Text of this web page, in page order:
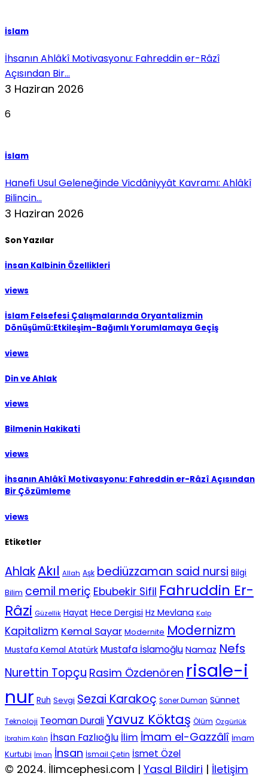
İslam
İhsanın Ahlâkî Motivasyonu: Fahreddin er-Râzî
Açısından Bir...
3 Haziran 2026
6
İslam
Hanefi Usul Geleneğinde Vicdâniyyât Kavramı: Ahlâkî
Bilincin...
3 Haziran 2026
Son Yazılar
İnsan Kalbinin Özellikleri
views
İslam Felsefesi Çalışmalarında Oryantalizmin
Dönüşümü:Etkileşim-Bağımlı Yorumlamaya Geçiş
views
Din ve Ahlak
views
Bilmenin Hakikati
views
İhsanın Ahlâkî Motivasyonu: Fahreddin er-Râzî Açısından
Bir Çözümleme
views
Etiketler
AhlakAkıl Allah Aşk bediüzzaman said nursi Bilgi
Bilim cemil meriç Ebubekir Sifil Fahruddin Er-
Râzi Güzellik Hayat Hece Dergisi Hz Mevlana Kalp
Kapitalizm Kemal Sayar Modernite Modernizm
Mustafa Kemal Atatürk Mustafa İslamoğlu Namaz Nefs
Nurettin Topçu Rasim Özdenören risale-i
nur Ruh Sevgi Sezai Karakoç Soner Duman Sünnet
Teknoloji Teoman DuraliYavuz Köktaş Ölüm Özgürlük
İbrahim Kalın İhsan Fazlıoğlu İlim İmam el-Gazzâlî İmam
Kurtubi İman İnsan İsmail Çetin İsmet Özel
© 2024. İlimcephesi.com | Yasal Bildiri | İletişim